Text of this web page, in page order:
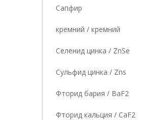
Сапфир
кремний / кремний
Селенид цинка / ZnSe
Сульфид цинка / Zns
Фторид бария / BaF2
Фторид кальция / CaF2